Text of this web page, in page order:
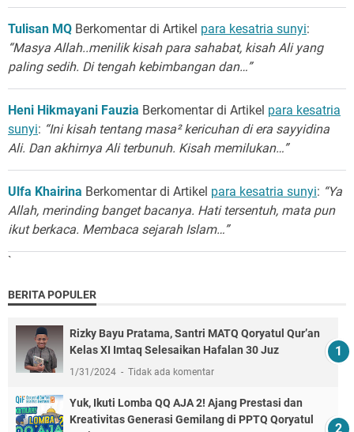
Tulisan MQ Berkomentar di Artikel para kesatria sunyi:
“Masya Allah..menilik kisah para sahabat, kisah Ali yang
paling sedih. Di tengah kebimbangan dan…”
Heni Hikmayani Fauzia Berkomentar di Artikel para kesatria
sunyi: “Ini kisah tentang masa² kericuhan di era sayyidina
Ali. Dan akhirnya Ali terbunuh. Kisah memilukan…”
Ulfa Khairina Berkomentar di Artikel para kesatria sunyi: “Ya
Allah, merinding banget bacanya. Hati tersentuh, mata pun
ikut berkaca. Membaca sejarah Islam…”
`
BERITA POPULER
Rizky Bayu Pratama, Santri MATQ Qoryatul Qur’an
Kelas XI Imtaq Selesaikan Hafalan 30 Juz
1/31/2024 Tidak ada komentar
Yuk, Ikuti Lomba QQ AJA 2! Ajang Prestasi dan
Kreativitas Generasi Gemilang di PPTQ Qoryatul